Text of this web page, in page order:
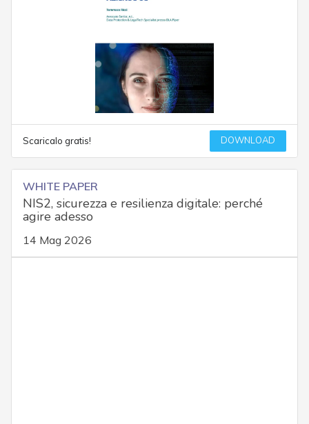
Scaricalo gratis! DOWNLOAD
WHITE PAPER
NIS2, sicurezza e resilienza digitale: perché
agire adesso
14 Mag 2026